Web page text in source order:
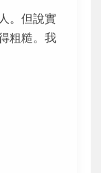
。但說實
粗糙。我